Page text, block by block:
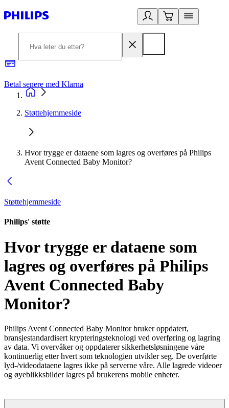
Betal senere med Klarna
Støttehjemmeside
Hvor trygge er dataene som lagres og overføres på Philips
Avent Connected Baby Monitor?
Støttehjemmeside
Philips' støtte
Hvor trygge er dataene som
lagres og overføres på Philips
Avent Connected Baby
Monitor?
Philips Avent Connected Baby Monitor bruker oppdatert,
bransjestandardisert krypteringsteknologi ved overføring og lagring
av data. Vi overvåker og oppdaterer sikkerhetsløsningene våre
kontinuerlig etter hvert som teknologien utvikler seg. De overførte
lyd-/videodataene lagres ikke på serverne våre. Alle lagrede videoer
og øyeblikksbilder lagres på brukerens mobile enheter.